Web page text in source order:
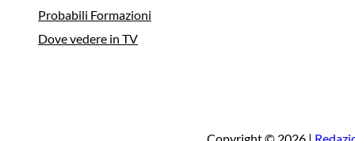
Probabili Formazioni
Dove vedere in TV